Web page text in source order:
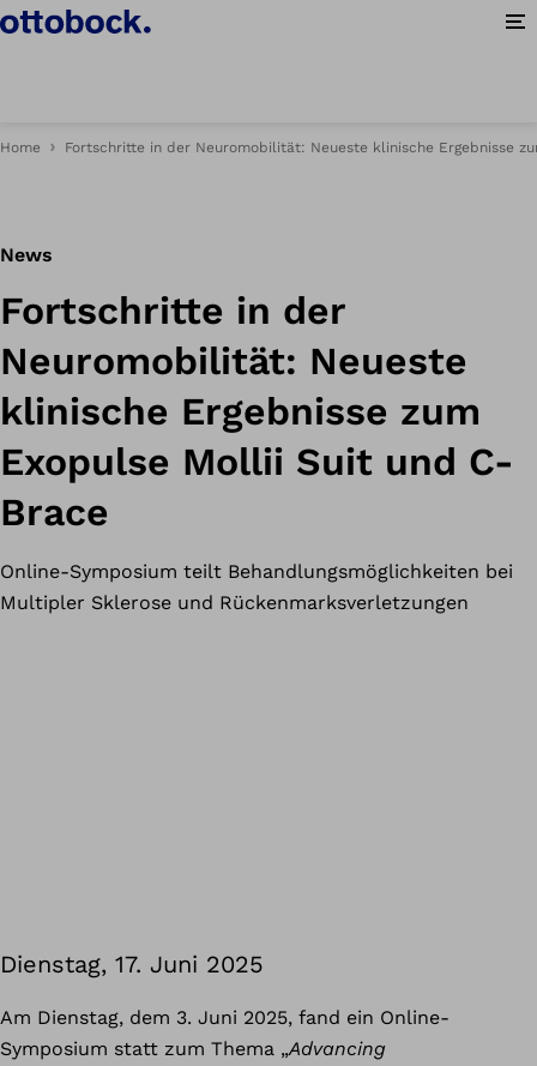
Home Fortschritte in der Neuromobilität: Neueste klinische Ergebnisse
News
Fortschritte in der
Neuromobilität: Neueste
klinische Ergebnisse zum
Exopulse Mollii Suit und C-
Brace
Online-Symposium teilt Behandlungsmöglichkeiten bei
Multipler Sklerose und Rückenmarksverletzungen
Dienstag, 17. Juni 2025
Am Dienstag, dem 3. Juni 2025, fand ein Online-
Symposium statt zum Thema „Advancing